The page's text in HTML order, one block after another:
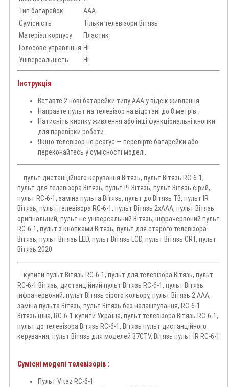
Тип батарейок
AAA
Сумісність
Тільки телевізори Вітязь
Матеріал корпусу
Пластик
Голосове управління Ні
Універсальність
Ні
Інструкція
Вставте 2 нові батарейки типу AAA у відсік живлення.
Направте пульт на телевізор на відстані до 8 метрів.
Натисніть кнопку живлення або інші функціональні кнопки
для перевірки роботи.
Якщо телевізор не реагує — перевірте батарейки або
переконайтесь у сумісності моделі.
пульт дистанційного керування Вітязь, пульт Вітязь RC-6-1,
пульт для телевізора Вітязь, пульт ІЧ Вітязь, пульт Вітязь сірий,
пульт RC-6-1, заміна пульта Вітязь, пульт до Вітязь ТВ, пульт IR
Вітязь, пульт телевізора RC-6-1, пульт Вітязь 2хAAA, пульт Вітязь
оригінальний, пульт не універсальний Вітязь, інфрачервоний пульт
RC-6-1, пульт з кнопками Вітязь, пульт для старого телевізора
Вітязь, пульт Вітязь LED, пульт Вітязь LCD, пульт Вітязь CRT, пульт
Вітязь 2020
купити пульт Вітязь RC-6-1, пульт для телевізора Вітязь, пульт
RC-6-1 Вітязь, дистанційний пульт Вітязь RC-6-1, пульт Вітязь
інфрачервоний, пульт Вітязь сірого кольору, пульт Вітязь 2 AAA,
заміна пульта Вітязь, пульт Вітязь без налаштування, RC-6-1
Вітязь ціна, RC-6-1 купити Україна, пульт телевізора Вітязь RC-6-1,
пульт до телевізора Вітязь RC-6-1, Вітязь пульт дистанційного
керування, пульт Вітязь для моделей 37CTV, Вітязь пульт IR RC-6-1
Сумісні моделі телевізорів :
Пульт Vitaz RC-6-1